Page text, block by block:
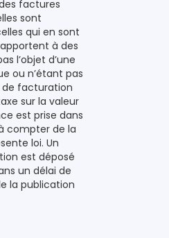
factures
sont
qui en sont
à des
l’objet d’une
ou n’étant pas
de facturation
sur la valeur
est prise dans
compter de la
loi. Un
est déposé
un délai de
la publication